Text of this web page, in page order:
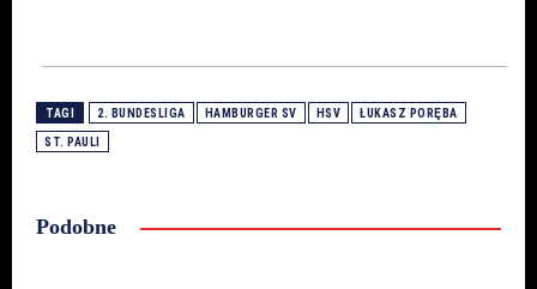
TAGI 2. BUNDESLIGA HAMBURGER SV HSV ŁUKASZ PORĘBA
ST. PAULI
Podobne